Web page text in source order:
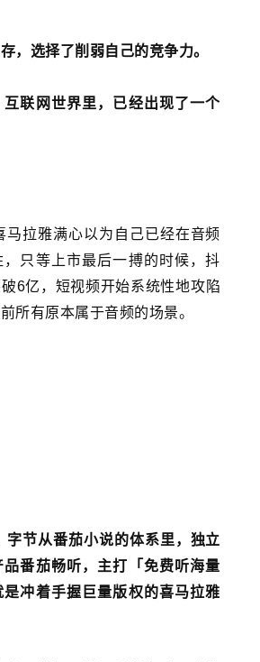
，选择了削弱自己的竞争力。
联网世界里，已经出现了一个
马拉雅满心以为自己已经在音频
只等上市最后一搏的时候，抖
6亿，短视频开始系统性地攻陷
所有原本属于音频的场景。
字节从番茄小说的体系里，独立
番茄畅听，主打「免费听海量
是冲着手握巨量版权的喜马拉雅